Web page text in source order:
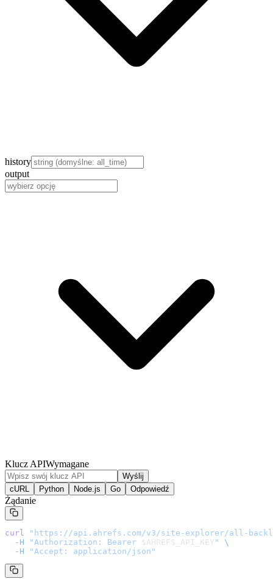
history
output
Klucz APIWymagane
Wyślij
cURL
Python Node.js Go Odpowiedź
Żądanie
curl " https://api.ahrefs.com/v3/site-explorer/all-
  -H
"Authorization: Bearer $AHREFS_API_KEY "
\
  -H
"Accept: application/json"